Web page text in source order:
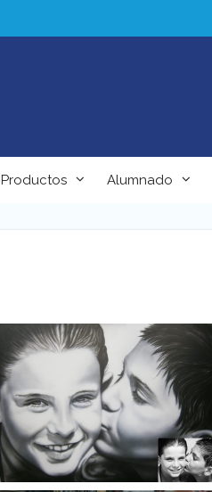
Productos Alumnado